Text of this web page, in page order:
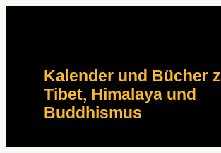
Kalender und Bücher
Tibet, Himalaya und
Buddhismus